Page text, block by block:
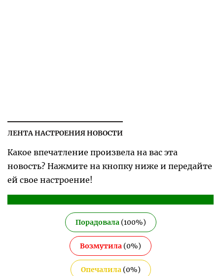
ЛЕНТА НАСТРОЕНИЯ НОВОСТИ
Какое впечатление произвела на вас эта
новость? Нажмите на кнопку ниже и передайте
ей свое настроение!
Порадовала(100%)
Возмутила (0%)
Опечалила(0%)